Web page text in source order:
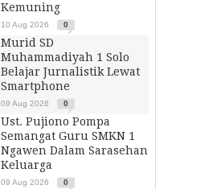
Kemuning
10 Aug 2026 0
Murid SD
Muhammadiyah 1 Solo
Belajar Jurnalistik Lewat
Smartphone
09 Aug 2026 0
Ust. Pujiono Pompa
Semangat Guru SMKN 1
Ngawen Dalam Sarasehan
Keluarga
09 Aug 2026 0